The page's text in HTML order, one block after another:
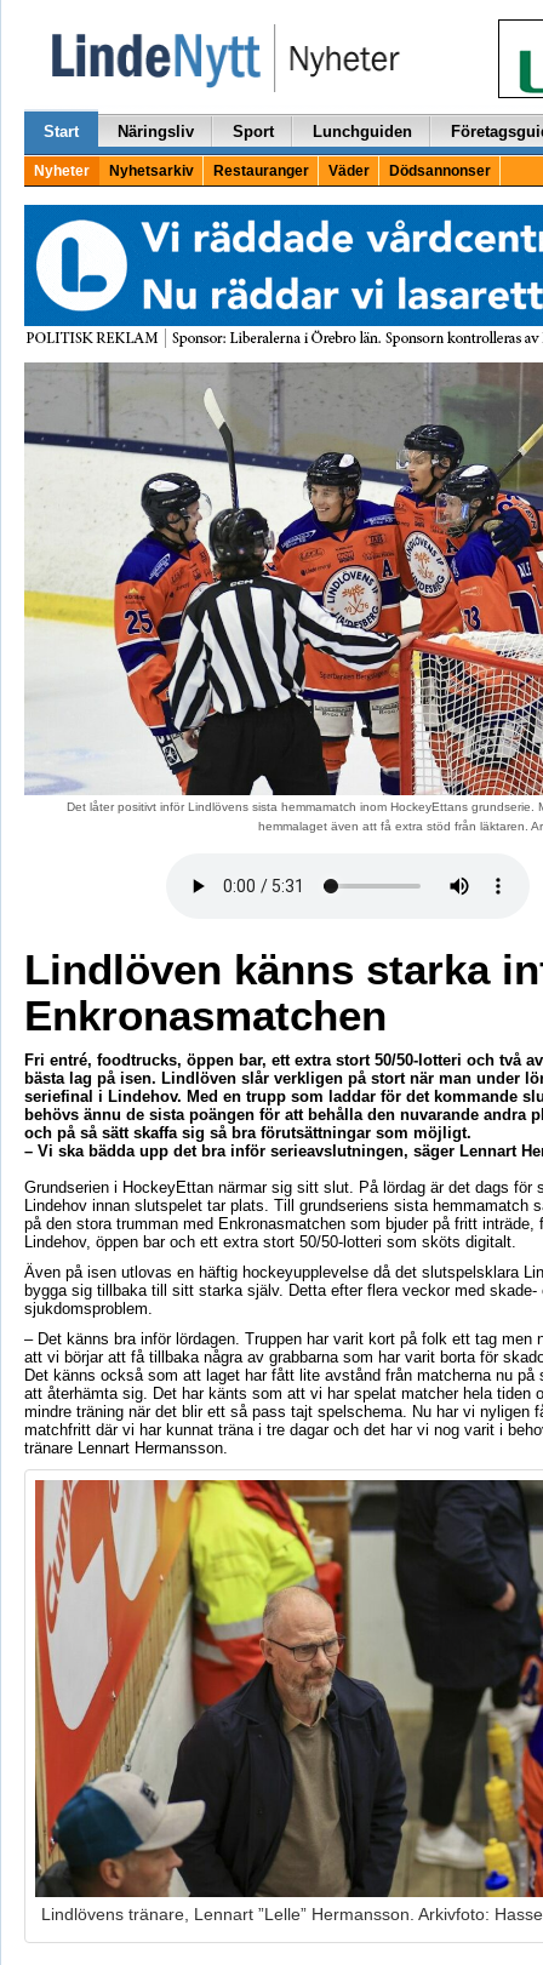
Start Näringsliv Sport Lunchguiden
Nyheter Nyhetsarkiv Restauranger Väder Dödsannonser
Det låter positivt inför Lindlövens sista hemmamatch inom HockeyEttans grundserie.
hemmalaget även att få extra stöd från läktaren.
Lindlöven känns starka
Enkronasmatchen
Fri entré, foodtrucks, öppen bar, ett extra stort 50/50-lotteri och två
bästa lag på isen. Lindlöven slår verkligen på stort när man under
seriefinal i Lindehov. Med en trupp som laddar för det kommande
behövs ännu de sista poängen för att behålla den nuvarande andra
och på så sätt skaffa sig så bra förutsättningar som möjligt.
– Vi ska bädda upp det bra inför serieavslutningen, säger Lennart
Grundserien i HockeyEttan närmar sig sitt slut. På lördag är det dags för
Lindehov innan slutspelet tar plats. Till grundseriens sista hemmamatch
på den stora trumman med Enkronasmatchen som bjuder på fritt inträde,
Lindehov, öppen bar och ett extra stort 50/50-lotteri som sköts digitalt.
Även på isen utlovas en häftig hockeyupplevelse då det slutspelsklara
bygga sig tillbaka till sitt starka själv. Detta efter flera veckor med skade-
sjukdomsproblem.
– Det känns bra inför lördagen. Truppen har varit kort på folk ett tag men
att vi börjar att få tillbaka några av grabbarna som har varit borta för
Det känns också som att laget har fått lite avstånd från matcherna nu på
att återhämta sig. Det har känts som att vi har spelat matcher hela tiden
mindre träning när det blir ett så pass tajt spelschema. Nu har vi nyligen
matchfritt där vi har kunnat träna i tre dagar och det har vi nog varit i
tränare Lennart Hermansson.
Lindlövens tränare, Lennart ”Lelle” Hermansson. Arkivfoto: